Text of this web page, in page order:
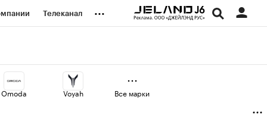
Телеканал ...
Omoda Voyah Все марки